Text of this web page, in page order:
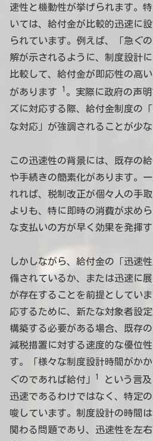
速性と機動性が挙げられます。
いては、給付金が比較的迅速に
られています。例えば、「急ぐ
解が示されるように、制度設計
比較して、給付金が即応性の高
があります
1 。実際に政府の声
ズに対応する際、給付金制度の
な対応」が強調されることが少
この迅速性の背景には、既存の
や手続きの簡素化があります。
れれば、税制改正が個々人の手
よりも、特に即時の消費が求め
な支払いの方が早く効果を発揮
しかしながら、給付金の「迅速
備されているか、または迅速に
が存在することを前提としてい
応するために、新たな対象者設
構築する必要がある場合、既存
減税措置に対する速度的な優位
す。「様々な制度設計時間がか
ぐのであれば給付」
1
という言
迅速であるわけではなく、特定
唆しています。制度設計の時間
関わる問題であり、迅速性を左